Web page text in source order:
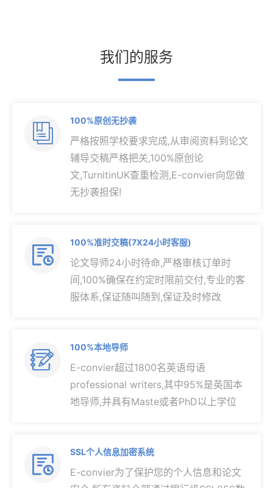
我们的服务

100%原创无抄袭
严格按照学校要求完成,从审阅资料到论文
辅导交稿严格把关,100%原创论
文,TurnitinUK查重检测,E-convier向您做
无抄袭担保!

100%准时交稿(7X24小时客服)
论文导师24小时待命,严格审核订单时
间,100%确保在约定时限前交付,专业的客
服体系,保证随叫随到,保证及时修改

100%本地导师
E-convier超过1800名英语母语
professional writers,其中95%是英国本
地导师,并具有Maste或者PhD以上学位

SSL个人信息加密系统
E-convier为了保护您的个人信息和论文